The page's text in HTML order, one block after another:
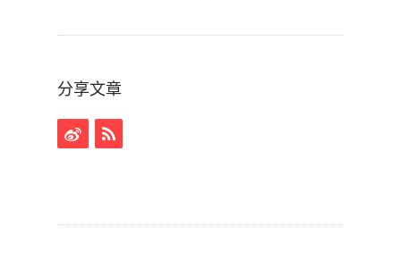
分享文章